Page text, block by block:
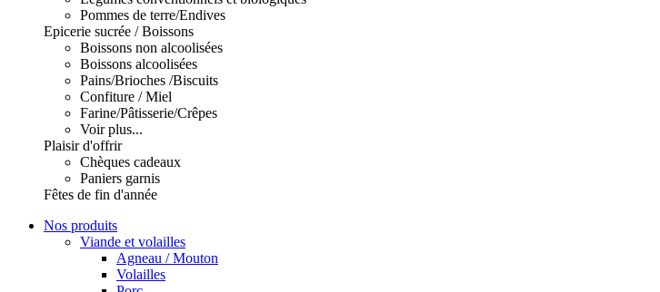
Pommes de terre/Endives
Epicerie sucrée / Boissons
Boissons non alcoolisées
Boissons alcoolisées
Pains/Brioches /Biscuits
Confiture / Miel
Farine/Pâtisserie/Crêpes
Voir plus...
Plaisir d'offrir
Chèques cadeaux
Paniers garnis
Fêtes de fin d'année
Nos produits
Viande et volailles
Agneau / Mouton
Volailles